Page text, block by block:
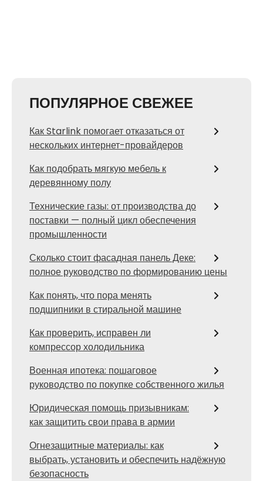
ПОПУЛЯРНОЕ СВЕЖЕЕ
Как Starlink помогает отказаться от
нескольких интернет-провайдеров
Как подобрать мягкую мебель к
деревянному полу
Технические газы: от производства до
поставки — полный цикл обеспечения
промышленности
Сколько стоит фасадная панель Деке:
полное руководство по формированию цены
Как понять, что пора менять
подшипники в стиральной машине
Как проверить, исправен ли
компрессор холодильника
Военная ипотека: пошаговое
руководство по покупке собственного жилья
Юридическая помощь призывникам:
как защитить свои права в армии
Огнезащитные материалы: как
выбрать, установить и обеспечить надёжную
безопасность